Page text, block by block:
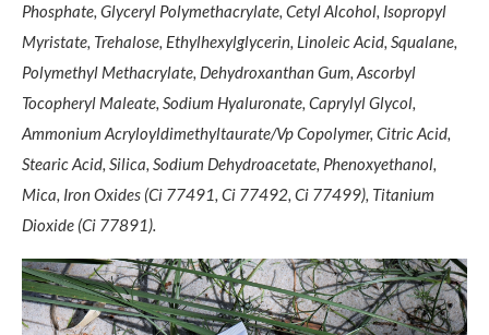
Phosphate, Glyceryl Polymethacrylate, Cetyl Alcohol, Isopropyl
Myristate, Trehalose, Ethylhexylglycerin, Linoleic Acid, Squalane,
Polymethyl Methacrylate, Dehydroxanthan Gum, Ascorbyl
Tocopheryl Maleate, Sodium Hyaluronate, Caprylyl Glycol,
Ammonium Acryloyldimethyltaurate/Vp Copolymer, Citric Acid,
Stearic Acid, Silica, Sodium Dehydroacetate, Phenoxyethanol,
Mica, Iron Oxides (Ci 77491, Ci 77492, Ci 77499), Titanium
Dioxide (Ci 77891).